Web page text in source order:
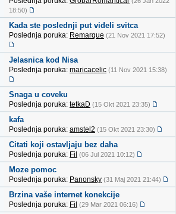
18:50)
Kada ste poslednji put videli svitca
Poslednja poruka: Remarque (21 Nov 2021 17:52)
Jelasnica kod Nisa
Poslednja poruka: maricacelic (11 Nov 2021 15:38)
Snaga u coveku
Poslednja poruka: tetkaD (15 Okt 2021 23:35)
kafa
Poslednja poruka: amstel2 (15 Okt 2021 23:30)
Citati koji ostavljaju bez daha
Poslednja poruka: Fil (06 Jul 2021 10:12)
Moze pomoc
Poslednja poruka: Panonsky (31 Maj 2021 21:44)
Brzina vaše internet konekcije
Poslednja poruka: Fil (29 Mar 2021 06:16)